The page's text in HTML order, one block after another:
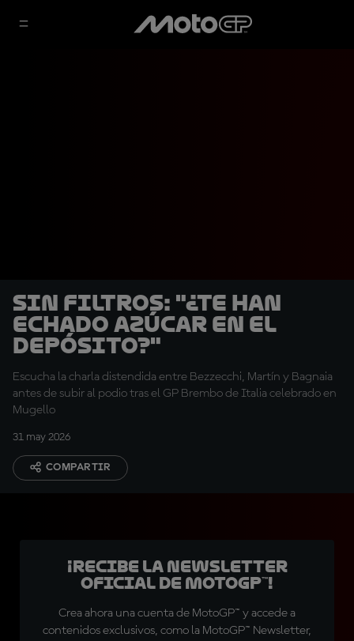
SIN FILTROS: "¿Te han
echado azúcar en el
depósito?"
Escucha la charla distendida entre Bezzecchi, Martín y Bagnaia
antes de subir al podio tras el GP Brembo de Italia celebrado en
Mugello
31 may 2026
COMPARTIR
¡Recibe la Newsletter
oficial de MotoGP™!
Crea ahora una cuenta de MotoGP™ y accede a
contenidos exclusivos, como la MotoGP™ Newsletter,